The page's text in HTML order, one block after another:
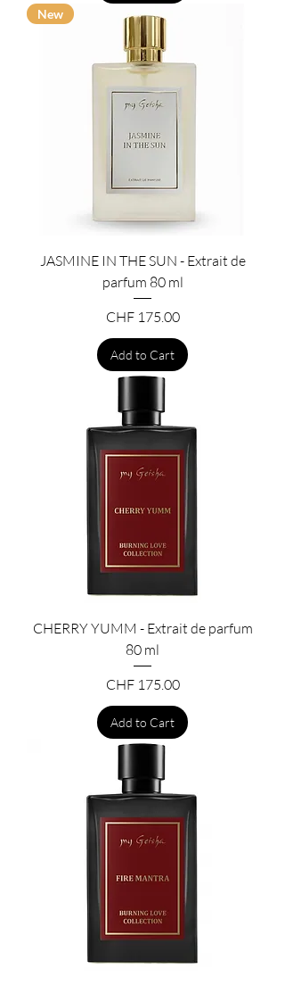
New
JASMINE IN THE SUN - Extrait de
parfum 80 ml
Price
CHF 175.00
Add to Cart
CHERRY YUMM - Extrait de parfum
80 ml
Price
CHF 175.00
Add to Cart